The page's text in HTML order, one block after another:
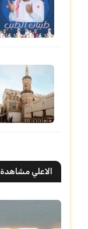
الاعلي مشاهدة